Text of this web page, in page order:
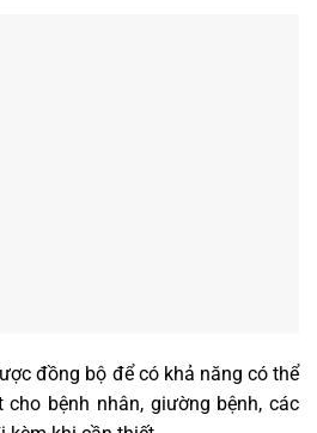
đồng bộ để có khả năng có thể
bệnh nhân, giường bệnh, các